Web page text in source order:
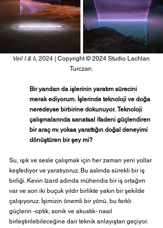
Veil I & II, 2024 | Copyright © 2024 Studio Lachlan
Turczan.
Bir yandan da işlerinin yaratım sürecini
merak ediyorum. İşlerinde teknoloji ve doğa
neredeyse birbirine dokunuyor. Teknoloji
çalışmalarında sanatsal ifadeni güçlendiren
bir araç mı yoksa yarattığın doğal deneyimi
dönüştüren bir şey mi?
Su, ışık ve sesle çalışmak için her zaman yeni yollar
keşfediyor ve yaratıyoruz. Bu aslında sürekli bir iş
birliği. Kevin Izard adında mühendis bir iş ortağım
var ve son iki buçuk yıldır birlikte yakın bir şekilde
çalışıyoruz. İşimizin önemli bir yönü, bu farklı
güçlerin -optik, sonik ve akustik- nasıl
birleştirilebileceğine dair teknik anlayıştan geçiyor.